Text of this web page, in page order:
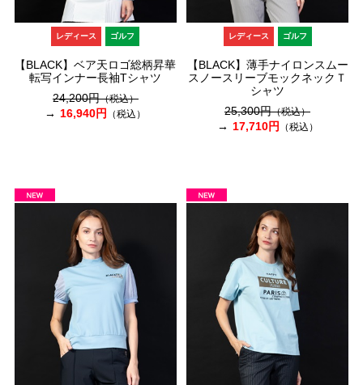
レディース ゴルフ
【BLACK】ベア天ロゴ総柄昇華
転写インナー長袖Tシャツ
24,200円（税込）
16,940円 （税込）
レディース ゴルフ
【BLACK】薄手ナイロンスムー
スノースリーブモックネックＴ
シャツ
25,300円（税込）
17,710円 （税込）